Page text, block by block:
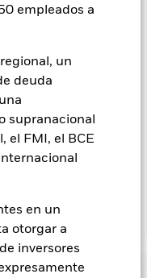
empleados a
un
deuda
supranacional
el FMI, el BCE
en un
otorgar a
inversores
con cobertura de
a la sociedad
préstamos de valores
percibirá el 62,5% de
y el 37,5% restante se
de préstamo de
ingresos por préstamos
funcionamiento del
gastos corrientes.